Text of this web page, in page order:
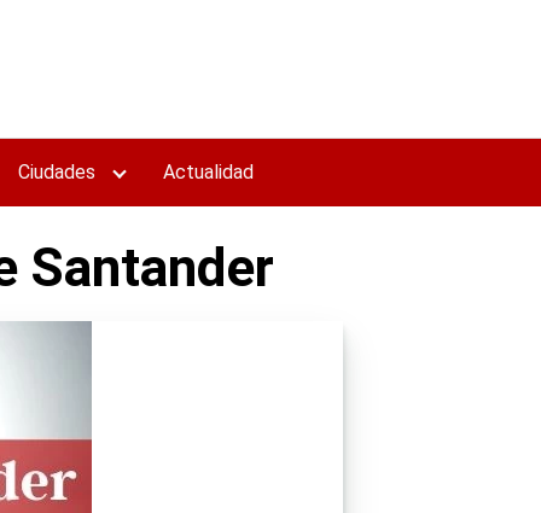
Ciudades Actualidad
Santander